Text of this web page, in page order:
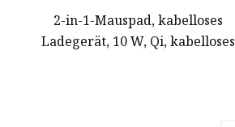
2-in-1-Mauspad, kabelloses
Ladegerät, 10 W, Qi, kabelloses